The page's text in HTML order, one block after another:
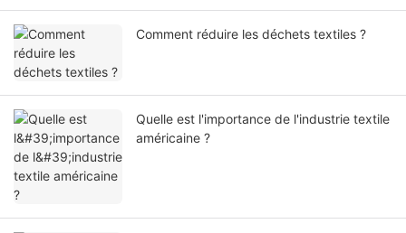
Comment réduire les déchets textiles ?
Quelle est l'importance de l'industrie textile
américaine ?